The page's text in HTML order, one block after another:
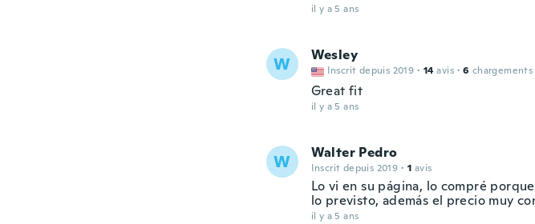
il y a 5 ans
W Wesley
Inscrit depuis 2019 · 14 avis · 6 chargements
Great fit
il y a 5 ans
W Walter Pedro
Inscrit depuis 2019 · 1 avis
Lo vi en su página, lo compré
lo previsto, además el precio muy
il y a 5 ans